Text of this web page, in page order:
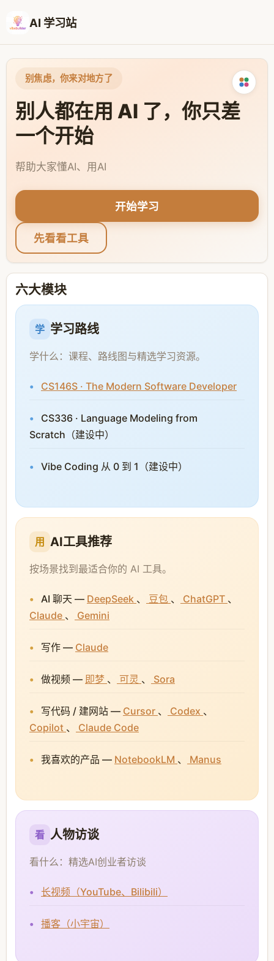
AI 学习站
别焦虑，你来对地方了
别人都在用 AI 了，你只差
一个开始
帮助大家懂AI、用AI
开始学习
先看看工具
六大模块
学 学习路线
学什么：课程、路线图与精选学习资源。
CS146S · The Modern Software Developer
CS336 · Language Modeling from
Scratch（建设中）
Vibe Coding 从 0 到 1（建设中）
用 AI工具推荐
按场景找到最适合你的 AI 工具。
AI 聊天 — DeepSeek 、 豆包 、 ChatGPT 、
Claude 、 Gemini
写作 — Claude
做视频 — 即梦 、 可灵 、 Sora
写代码 / 建网站 — Cursor 、 Codex 、
Copilot 、 Claude Code
我喜欢的产品 — NotebookLM 、 Manus
看 人物访谈
看什么：精选AI创业者访谈
长视频（YouTube、Bilibili）
播客（小宇宙）